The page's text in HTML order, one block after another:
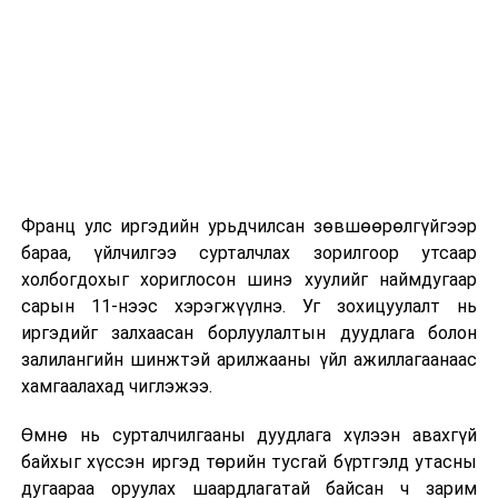
5
Аюулгүй байдал,
гадаад бодлогын
байнгын хороо
·Монгол
Улсын
Үндсэн
хуульд
оруулах
өөрчлөлтийн
газар
2023.05.03-
ны өдөр
15.00
2026 оны 9 дүгээр сарын 13-наас оюутнуудыг
дотуур байранд оруулж эхэлнэ.
Сургууль, цэцэрлэгийн үйл ажиллагааны
зохицуулалт
2026 оны 8 дугаар сарын 17–28-ны өдрүүдэд
байранд элсэлт, бүртгэл болон бусад аливаа
арга хэмжээ зохион байгуулахгүй болно.
Франц улс иргэдийн урьдчилсан зөвшөөрөлгүйгээр
бараа, үйлчилгээ сурталчлах зорилгоор утсаар
холбогдохыг хориглосон шинэ хуулийг наймдугаар
сарын 11-нээс хэрэгжүүлнэ. Уг зохицуулалт нь
иргэдийг залхаасан борлуулалтын дуудлага болон
залилангийн шинжтэй арилжааны үйл ажиллагаанаас
хамгаалахад чиглэжээ.
Өмнө нь сурталчилгааны дуудлага хүлээн авахгүй
байхыг хүссэн иргэд төрийн тусгай бүртгэлд утасны
дугаараа оруулах шаардлагатай байсан ч зарим